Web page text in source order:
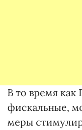
В то время
фискальные,
меры